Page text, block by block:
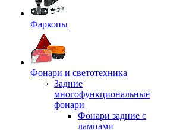
Фаркопы
Фонари и светотехника
Задние
многофункциональные
фонари
Фонари задние с
лампами